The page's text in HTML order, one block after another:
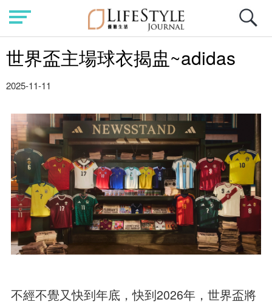
世界盃主場球衣揭盅~adidas
2025-11-11
不經不覺又快到年底，快到2026年，世界盃將